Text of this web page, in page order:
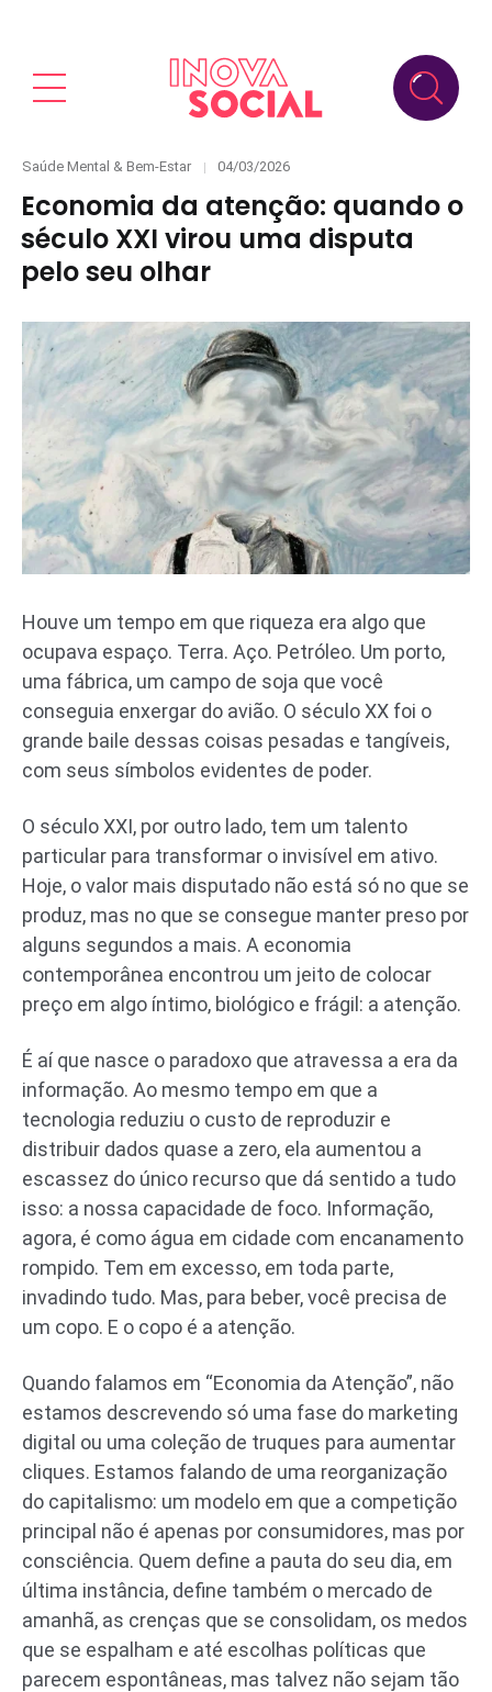
Categories
Saúde Mental & Bem-Estar
Posted
04/03/2026
Economia da atenção: quando o
século XXI virou uma disputa
pelo seu olhar
Houve um tempo em que riqueza era algo que
ocupava espaço. Terra. Aço. Petróleo. Um porto,
uma fábrica, um campo de soja que você
conseguia enxergar do avião. O século XX foi o
grande baile dessas coisas pesadas e tangíveis,
com seus símbolos evidentes de poder.
O século XXI, por outro lado, tem um talento
particular para transformar o invisível em ativo.
Hoje, o valor mais disputado não está só no que se
produz, mas no que se consegue manter preso por
alguns segundos a mais. A economia
contemporânea encontrou um jeito de colocar
preço em algo íntimo, biológico e frágil: a atenção.
É aí que nasce o paradoxo que atravessa a era da
informação. Ao mesmo tempo em que a
tecnologia reduziu o custo de reproduzir e
distribuir dados quase a zero, ela aumentou a
escassez do único recurso que dá sentido a tudo
isso: a nossa capacidade de foco. Informação,
agora, é como água em cidade com encanamento
rompido. Tem em excesso, em toda parte,
invadindo tudo. Mas, para beber, você precisa de
um copo. E o copo é a atenção.
Quando falamos em “Economia da Atenção”, não
estamos descrevendo só uma fase do marketing
digital ou uma coleção de truques para aumentar
cliques. Estamos falando de uma reorganização
do capitalismo: um modelo em que a competição
principal não é apenas por consumidores, mas por
consciência. Quem define a pauta do seu dia, em
última instância, define também o mercado de
amanhã, as crenças que se consolidam, os medos
que se espalham e até escolhas políticas que
parecem espontâneas, mas talvez não sejam tão